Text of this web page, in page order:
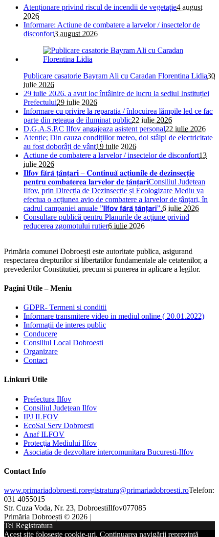
Atenționare privind riscul de incendii de vegetație4 august
2026
Informare: Actiune de combatere a larvelor / insectelor de
disconfort3 august 2026
Publicare casatorie Bayram Ali cu Caradan Florentina Lidia30
iulie 2026
29 iulie 2026, a avut loc întâlnire de lucru la sediul Instituției
Prefectului29 iulie 2026
Informare cu privire la reparatia / înlocuirea lămpile led ce fac
parte din reteaua de iluminat public22 iulie 2026
D.G.A.S.P.C Ilfov angajeaza asistent personal22 iulie 2026
Atenție; Din cauza condițiilor meteo, doi stâlpi de electricitate
au fost doborâți de vânt19 iulie 2026
Actiune de combatere a larvelor / insectelor de disconfort13
iulie 2026
𝐈𝐥𝐟𝐨𝐯 𝐟𝐚̆𝐫𝐚̆ 𝐭̦𝐚̂𝐧𝐭̦𝐚𝐫𝐢 – 𝐂𝐨𝐧𝐭𝐢𝐧𝐮𝐚̆ 𝐚𝐜𝐭̦𝐢𝐮𝐧𝐢𝐥𝐞 𝐝𝐞 𝐝𝐞𝐳𝐢𝐧𝐬𝐞𝐜𝐭̦𝐢𝐞
𝐩𝐞𝐧𝐭𝐫𝐮 𝐜𝐨𝐦𝐛𝐚𝐭𝐞𝐫𝐞𝐚 𝐥𝐚𝐫𝐯𝐞𝐥𝐨𝐫 𝐝𝐞 𝐭̦𝐚̂𝐧𝐭̦𝐚𝐫𝐢Consiliul Judetean
Ilfov, prin Direcția de Dezinsecție și Ecologizare Mediu va
efectua o acțiunea avio de combatere a larvelor de țânțari, în
cadrul campaniei anuale ”𝗜𝗹𝗳𝗼𝘃 𝗳𝗮̆𝗿𝗮̆ 𝘁̦𝗮̂𝗻𝘁̦𝗮𝗿𝗶”.6 iulie 2026
Consultare publică pentru Planurile de acțiune privind
reducerea zgomotului rutier6 iulie 2026
Primăria comunei Dobroești este autoritate publica, asigurand
respectarea drepturilor si libertatilor fundamentale ale cetatenilor, a
prevederilor Constitutiei, precum si punerea in aplicare a legilor.
Pagini Utile – Meniu
GDPR- Termeni si conditii
Informare transmitere video in mediul online ( 20.01.2022)
Informații de interes public
Conducere
Consiliul Local Dobroesti
Organizare
Contact
Linkuri Utile
Prefectura Ilfov
Consiliul Judeţean Ilfov
IPJ ILFOV
EcoSal Serv Dobroesti
Anaf ILFOV
Protecţia Mediului Ilfov
Asociatia de dezvoltare intercomunitara Bucuresti-Ilfov
Contact Info
www.primariadobroesti.roregistratura@primariadobroesti.roTelefon:
031 4055015
Str. Cuza Voda, Nr. 23, DobroestiIlfov077085
Primăria Dobroești © 2026 |
Tel Registratura
Acest site folosește cookie-uri. Continuarea navigării reprezintă